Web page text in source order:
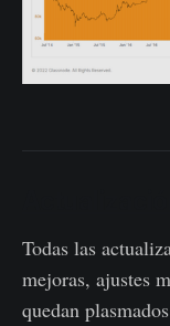
Todas las
mejoras, ajustes
quedan